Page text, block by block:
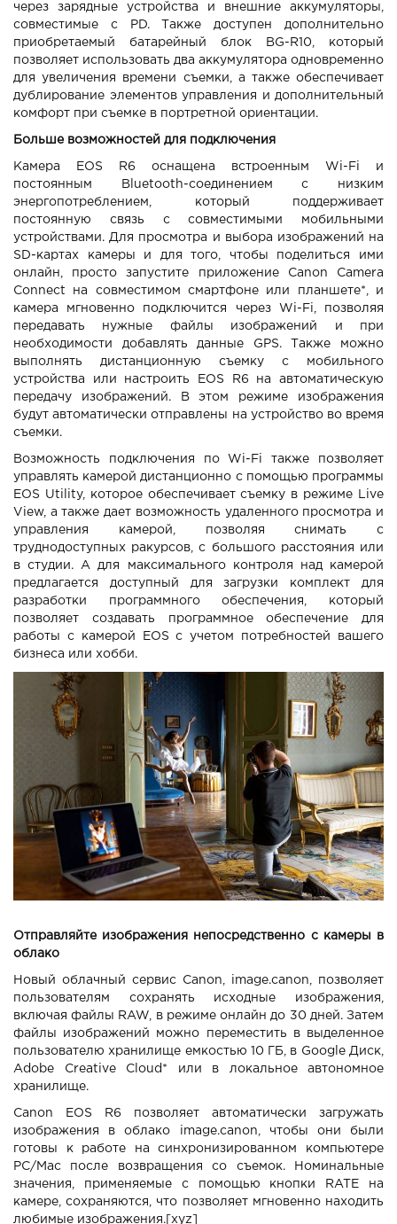
через зарядные устройства и внешние аккумуляторы,
совместимые с PD. Также доступен дополнительно
приобретаемый батарейный блок BG-R10, который
позволяет использовать два аккумулятора одновременно
для увеличения времени съемки, а также обеспечивает
дублирование элементов управления и дополнительный
комфорт при съемке в портретной ориентации.
Больше возможностей для подключения
Камера EOS R6 оснащена встроенным Wi-Fi и
постоянным Bluetooth-соединением с низким
энергопотреблением, который поддерживает
постоянную связь с совместимыми мобильными
устройствами. Для просмотра и выбора изображений на
SD-картах камеры и для того, чтобы поделиться ими
онлайн, просто запустите приложение Canon Camera
Connect на совместимом смартфоне или планшете*, и
камера мгновенно подключится через Wi-Fi, позволяя
передавать нужные файлы изображений и при
необходимости добавлять данные GPS. Также можно
выполнять дистанционную съемку с мобильного
устройства или настроить EOS R6 на автоматическую
передачу изображений. В этом режиме изображения
будут автоматически отправлены на устройство во время
съемки.
Возможность подключения по Wi-Fi также позволяет
управлять камерой дистанционно с помощью программы
EOS Utility, которое обеспечивает съемку в режиме Live
View, а также дает возможность удаленного просмотра и
управления камерой, позволяя снимать с
труднодоступных ракурсов, с большого расстояния или
в студии. А для максимального контроля над камерой
предлагается доступный для загрузки комплект для
разработки программного обеспечения, который
позволяет создавать программное обеспечение для
работы с камерой EOS с учетом потребностей вашего
бизнеса или хобби.
Отправляйте изображения непосредственно с камеры в
облако
Новый облачный сервис Canon, image.canon, позволяет
пользователям сохранять исходные изображения,
включая файлы RAW, в режиме онлайн до 30 дней. Затем
файлы изображений можно переместить в выделенное
пользователю хранилище емкостью 10 ГБ, в Google Диск,
Adobe Creative Cloud* или в локальное автономное
хранилище.
Canon EOS R6 позволяет автоматически загружать
изображения в облако image.canon, чтобы они были
готовы к работе на синхронизированном компьютере
PC/Mac после возвращения со съемок. Номинальные
значения, применяемые с помощью кнопки RATE на
камере, сохраняются, что позволяет мгновенно находить
любимые изображения.[xyz]